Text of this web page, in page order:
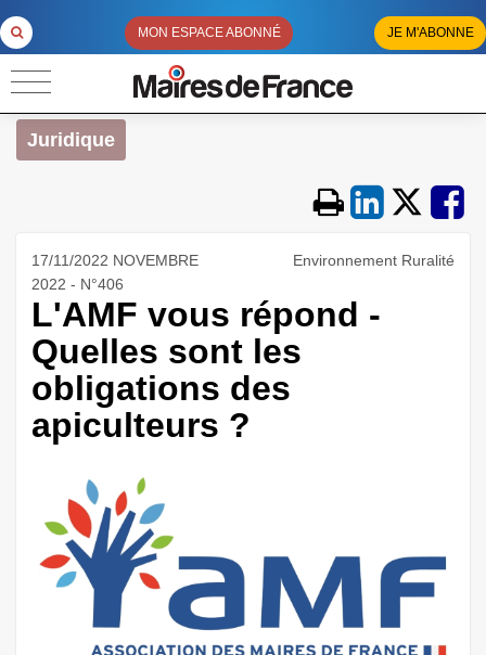
MON ESPACE ABONNÉ JE M'ABONNE
Juridique
17/11/2022 NOVEMBRE
2022 - N°406
Environnement Ruralité
L'AMF vous répond -
Quelles sont les
obligations des
apiculteurs ?